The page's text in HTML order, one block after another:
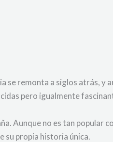
se remonta a siglos atrás, y
pero igualmente
Aunque no es tan popular
su propia historia única.